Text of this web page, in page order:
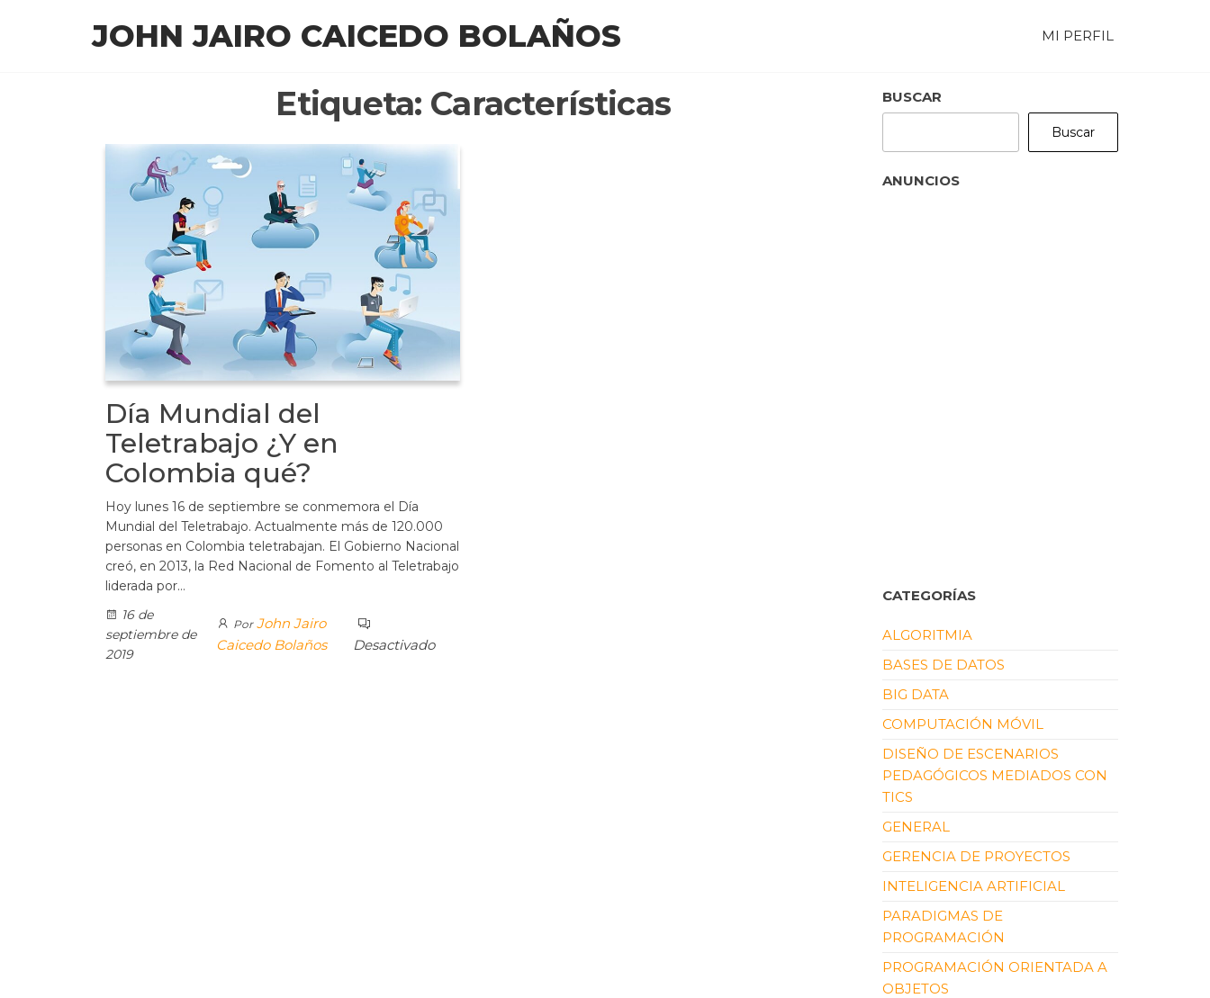
JOHN JAIRO CAICEDO BOLAÑOS MI PERFIL
Etiqueta: Características
Día Mundial del
Teletrabajo ¿Y en
Colombia qué?
Hoy lunes 16 de septiembre se conmemora el Día
Mundial del Teletrabajo. Actualmente más de 120.000
personas en Colombia teletrabajan. El Gobierno Nacional
creó, en 2013, la Red Nacional de Fomento al Teletrabajo
liderada por…
16 de
septiembre de
2019
Por John Jairo
Caicedo Bolaños
Desactivado
BUSCAR
Buscar
ANUNCIOS
CATEGORÍAS
ALGORITMIA
BASES DE DATOS
BIG DATA
COMPUTACIÓN MÓVIL
DISEÑO DE ESCENARIOS
PEDAGÓGICOS MEDIADOS CON
TICS
GENERAL
GERENCIA DE PROYECTOS
INTELIGENCIA ARTIFICIAL
PARADIGMAS DE
PROGRAMACIÓN
PROGRAMACIÓN ORIENTADA A
OBJETOS